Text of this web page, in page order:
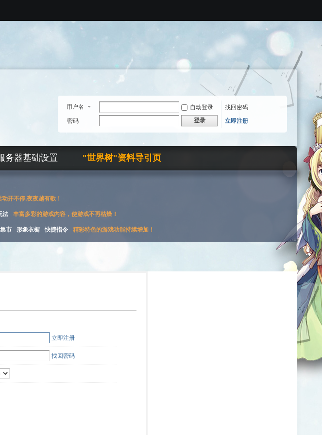
用户名 自动登录
找回密码
密码
登录 立即注册
务器基础设置 "世界树"资料导引页
开不停,夜夜越有歌！
法 丰富多彩的游戏内容，使游戏不再枯燥！
市 形象衣橱 快捷指令 精彩特色的游戏功能持续增加！
立即注册
找回密码